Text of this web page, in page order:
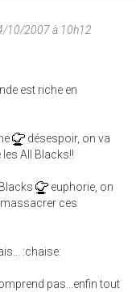
10/2007 à 10h12
est riche en
désespoir, on va
All Blacks!!
euphorie, on
ces
:chaise:
pas...enfin tout